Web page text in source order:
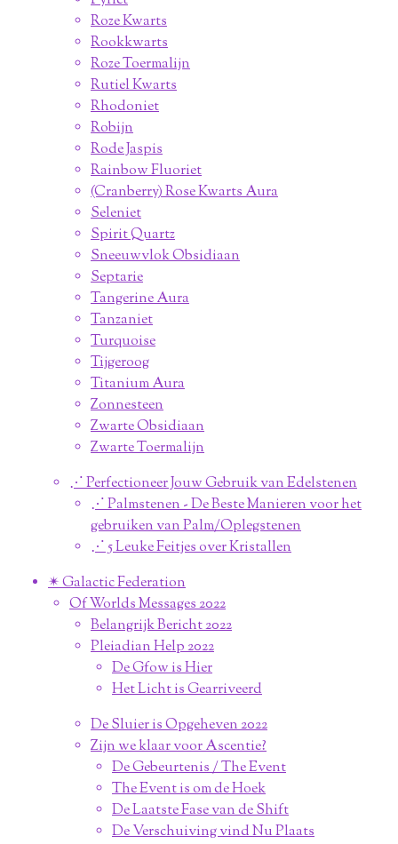
Roze Kwarts
Rookkwarts
Roze Toermalijn
Rutiel Kwarts
Rhodoniet
Robijn
Rode Jaspis
Rainbow Fluoriet
(Cranberry) Rose Kwarts Aura
Seleniet
Spirit Quartz
Sneeuwvlok Obsidiaan
Septarie
Tangerine Aura
Tanzaniet
Turquoise
Tijgeroog
Titanium Aura
Zonnesteen
Zwarte Obsidiaan
Zwarte Toermalijn
⋰ Perfectioneer Jouw Gebruik van Edelstenen
⋰ Palmstenen - De Beste Manieren voor het
gebruiken van Palm/Oplegstenen
⋰ 5 Leuke Feitjes over Kristallen
✴︎ Galactic Federation
Of Worlds Messages 2022
Belangrijk Bericht 2022
Pleiadian Help 2022
De Gfow is Hier
Het Licht is Gearriveerd
De Sluier is Opgeheven 2022
Zijn we klaar voor Ascentie?
De Gebeurtenis / The Event
The Event is om de Hoek
De Laatste Fase van de Shift
De Verschuiving vind Nu Plaats